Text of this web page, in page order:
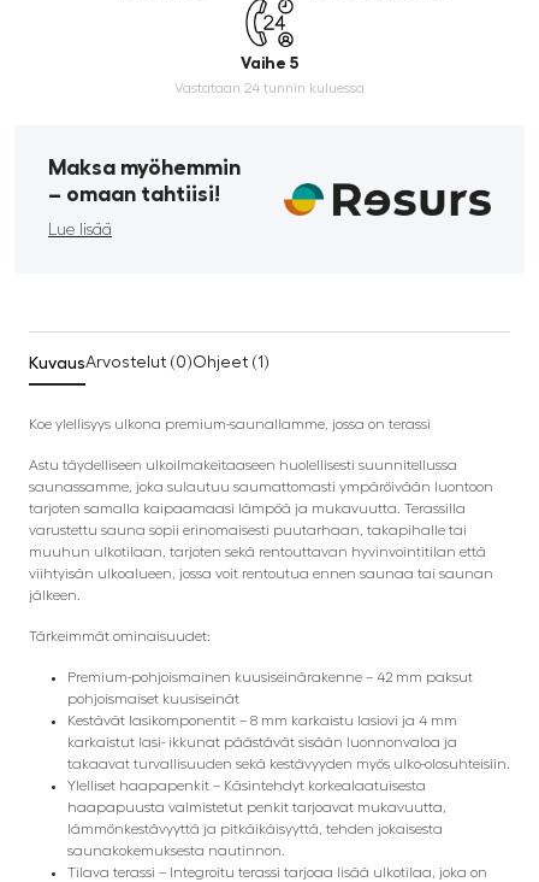
Vaihe 5
Vastataan 24 tunnin kuluessa
Maksa myöhemmin
­– omaan tahtiisi!
Lue lisää
KuvausArvostelut (0)Ohjeet (1)
Koe ylellisyys ulkona premium-saunallamme, jossa on terassi
Astu täydelliseen ulkoilmakeitaaseen huolellisesti suunnitellussa
saunassamme, joka sulautuu saumattomasti ympäröivään luontoon
tarjoten samalla kaipaamaasi lämpöä ja mukavuutta. Terassilla
varustettu sauna sopii erinomaisesti puutarhaan, takapihalle tai
muuhun ulkotilaan, tarjoten sekä rentouttavan hyvinvointitilan että
viihtyisän ulkoalueen, jossa voit rentoutua ennen saunaa tai saunan
jälkeen.
Tärkeimmät ominaisuudet:
Premium-pohjoismainen kuusiseinärakenne – 42 mm paksut
pohjoismaiset kuusiseinät
Kestävät lasikomponentit – 8 mm karkaistu lasiovi ja 4 mm
karkaistut lasi- ikkunat päästävät sisään luonnonvaloa ja
takaavat turvallisuuden sekä kestävyyden myös ulko-olosuhteisiin.
Ylelliset haapapenkit – Käsintehdyt korkealaatuisesta
haapapuusta valmistetut penkit tarjoavat mukavuutta,
lämmönkestävyyttä ja pitkäikäisyyttä, tehden jokaisesta
saunakokemuksesta nautinnon.
Tilava terassi – Integroitu terassi tarjoaa lisää ulkotilaa, joka on